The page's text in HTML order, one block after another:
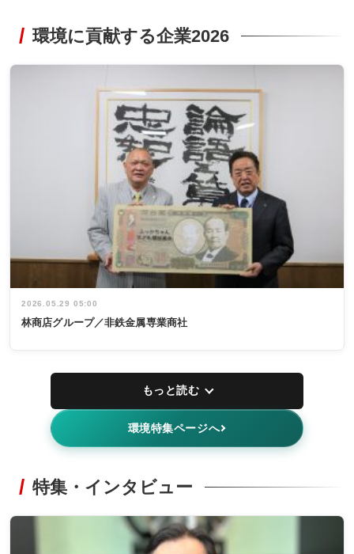
環境に貢献する企業2026
2026.05.29 05:00
林商店グループ／非鉄金属専業商社
もっと読む
環境特集ページへ
特集・インタビュー